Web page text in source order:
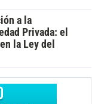
a la
Privada: el
la Ley del